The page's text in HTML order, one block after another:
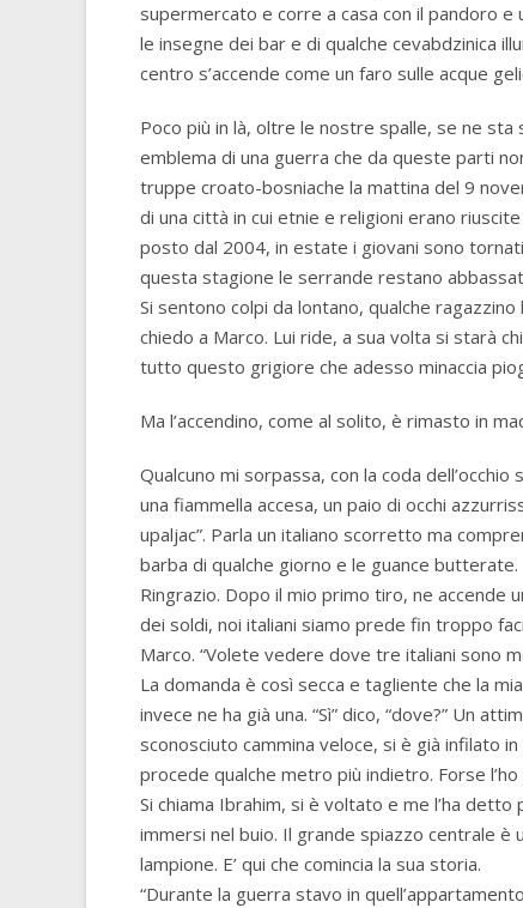
supermercato e corre a casa con il pandoro e
le insegne dei bar e di qualche cevabdzinica
centro s’accende come un faro sulle acque
Poco più in là, oltre le nostre spalle, se ne sta
emblema di una guerra che da queste parti
truppe croato-bosniache la mattina del 9
di una città in cui etnie e religioni erano
posto dal 2004, in estate i giovani sono
questa stagione le serrande restano
Si sentono colpi da lontano, qualche ragazzino
chiedo a Marco. Lui ride, a sua volta si starà
tutto questo grigiore che adesso minaccia
Ma l’accendino, come al solito, è rimasto in
Qualcuno mi sorpassa, con la coda
una fiammella accesa, un paio di occhi
upaljac”. Parla un italiano scorretto ma
barba di qualche giorno e le guance butterate.
Ringrazio. Dopo il mio primo tiro, ne accende
dei soldi, noi italiani siamo prede fin troppo
Marco. “Volete vedere dove tre italiani sono
La domanda è così secca e tagliente che la
invece ne ha già una. “Sì” dico, “dove?” Un
sconosciuto cammina veloce, si è già infilato
procede qualche metro più indietro. Forse
Si chiama Ibrahim, si è voltato e me l’ha
immersi nel buio. Il grande spiazzo centrale è
lampione. E’ qui che comincia la sua storia.
“Durante la guerra stavo in